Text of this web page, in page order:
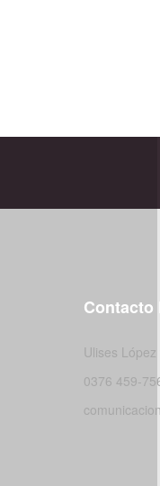
Contacto
Ulises
0376 459-